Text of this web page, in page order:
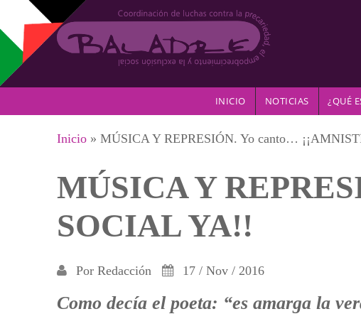
Pasar al contenido principal
INICIO NOTICIAS ¿QUÉ
Se encuentra usted aquí
Inicio » MÚSICA Y REPRESIÓN. Yo canto…
MÚSICA Y
SOCIAL YA!!
Por Redacción 17 / Nov / 2016
Como decía el poeta: “es amarga la